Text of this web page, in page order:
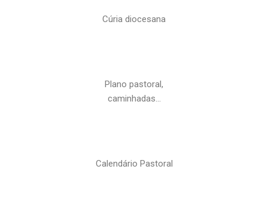
Cúria diocesana
Plano pastoral,
caminhadas…
Calendário Pastoral